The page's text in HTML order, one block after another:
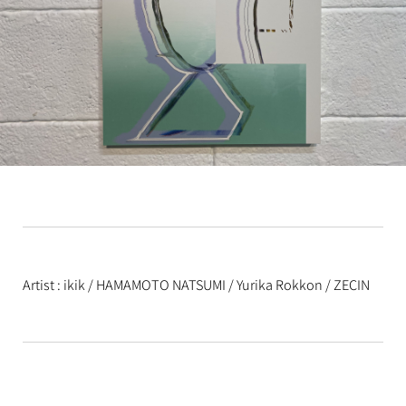
Artist : ikik / HAMAMOTO NATSUMI / Yurika Rokkon / ZECIN